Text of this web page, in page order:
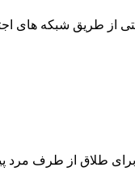
از طریق شبکه های
برای طلاق از طرف مرد